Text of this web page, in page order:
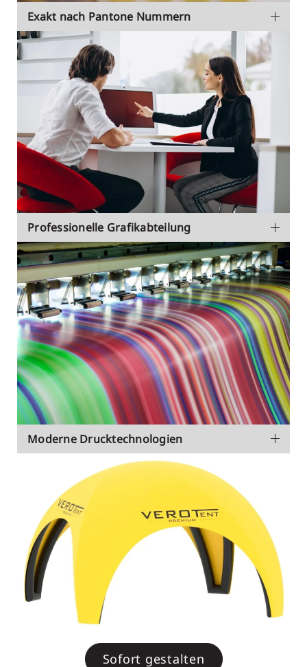
Exakt nach Pantone Nummern
Professionelle Grafikabteilung
Moderne Drucktechnologien
Sofort gestalten